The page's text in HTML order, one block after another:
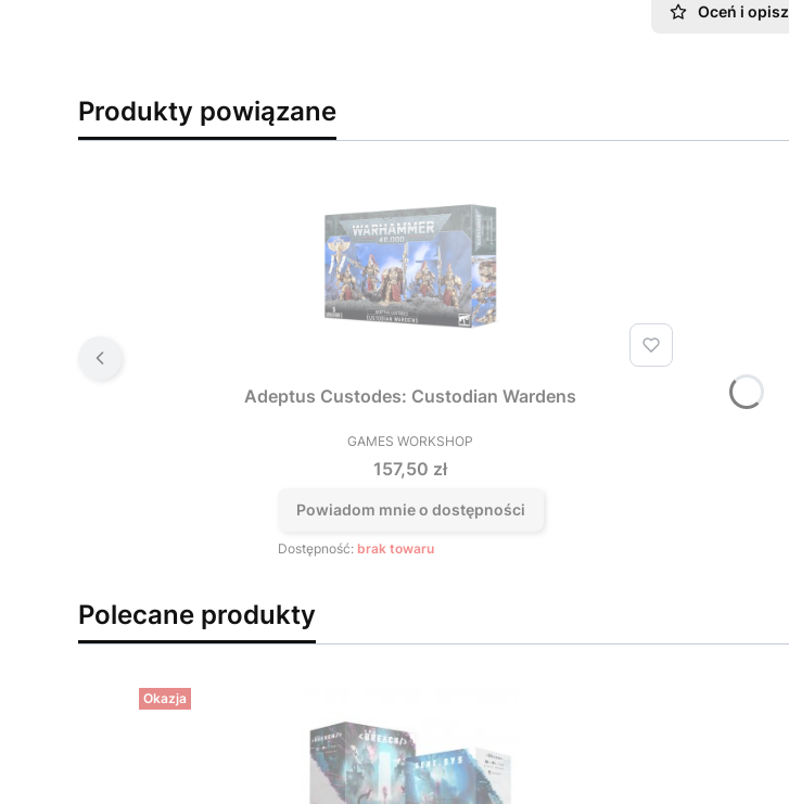
Oceń i opisz
Produkty powiązane
Adeptus Custodes: Custodian Wardens
PRODUCENT
GAMES WORKSHOP
Cena
157,50 zł
Powiadom mnie o dostępności
Dostępność: brak towaru
Polecane produkty
Okazja